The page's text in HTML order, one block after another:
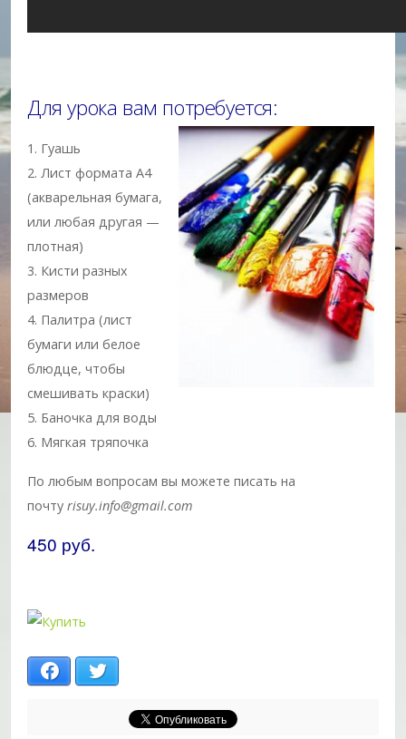
Для урока вам потребуется:
1. Гуашь
2. Лист формата А4
(акварельная бумага,
или любая другая —
плотная)
3. Кисти разных
размеров
4. Палитра (лист
бумаги или белое
блюдце, чтобы
смешивать краски)
5. Баночка для воды
6. Мягкая тряпочка
По любым вопросам вы можете писать на
почту risuy.info@gmail.com
450 руб.
Facebook